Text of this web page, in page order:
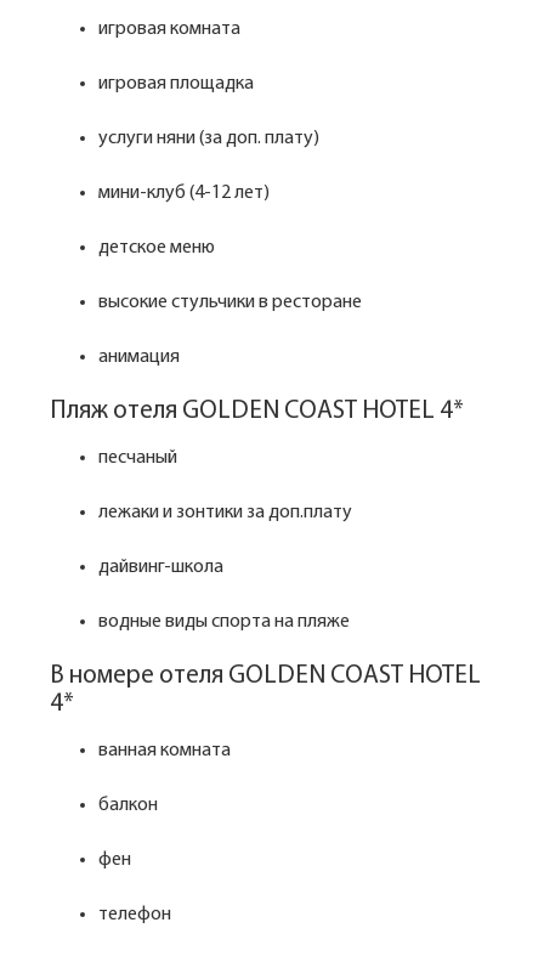
игровая комната
игровая площадка
услуги няни (за доп. плату)
мини-клуб (4-12 лет)
детское меню
высокие стульчики в ресторане
анимация
Пляж отеля GOLDEN COAST HOTEL 4*
песчаный
лежаки и зонтики за доп.плату
дайвинг-школа
водные виды спорта на пляже
В номере отеля GOLDEN COAST HOTEL
4*
ванная комната
балкон
фен
телефон